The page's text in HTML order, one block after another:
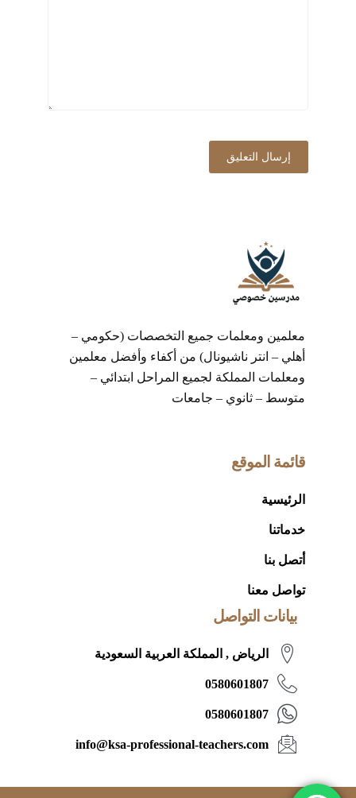
معلمين ومعلمات جميع التخصصات (حكومي –
أهلي – انتر ناشيونال) من أكفاء وأفضل معلمين
ومعلمات المملكة لجميع المراحل ابتدائي –
متوسط – ثانوي – جامعات
قائمة الموقع
الرئيسية
خدماتنا
أتصل بنا
تواصل معنا
بيانات التواصل
الرياض , المملكة العربية السعودية
0580601807
0580601807
info@ksa-professional-teachers.com